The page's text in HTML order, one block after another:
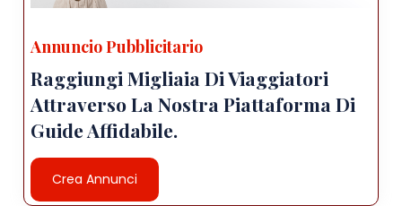
Annuncio Pubblicitario
Raggiungi Migliaia Di Viaggiatori
Attraverso La Nostra Piattaforma Di
Guide Affidabile.
Crea Annunci